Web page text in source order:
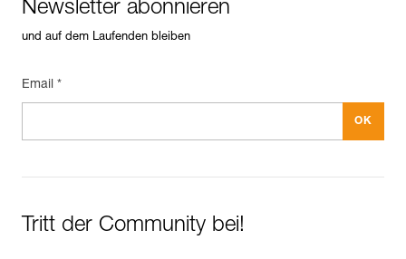
Newsletter abonnieren
und auf dem Laufenden bleiben
Email *
Tritt der Community bei!